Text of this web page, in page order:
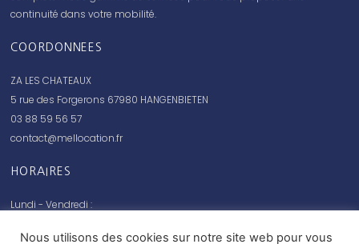
continuité dans votre mobilité.
COORDONNEES
ZA LES CHATEAUX
5 rue des Forgerons 67980 HANGENBIETEN
03 88 59 56 57
contact@mellocation.fr
HORAIRES
Lundi - Vendredi :
Nous utilisons des cookies sur notre site web pour vous